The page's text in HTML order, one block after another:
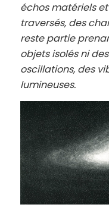
échos matériels
traversés, des
reste partie
objets isolés ni
oscillations, des
lumineuses.